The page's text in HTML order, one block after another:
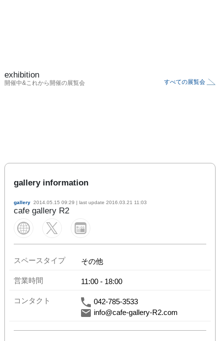
exhibition
開催中&これから開催の展覧会 すべての展覧会
gallery information
gallery 2014.05.15 09:29 | last update 2016.03.21 11:03
cafe gallery R2
スペースタイプ その他
営業時間 11:00- 18:00
コンタクト
042-785-3533
info@cafe-gallery-R2.com